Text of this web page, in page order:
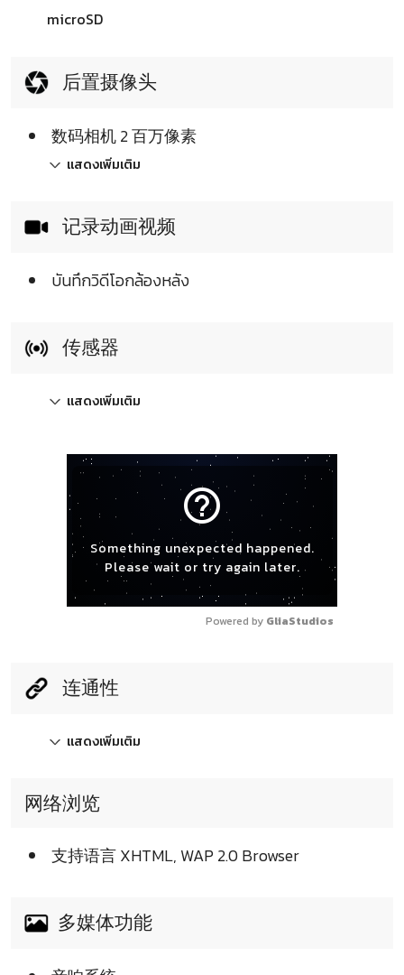
microSD
后置摄像头
数码相机 2 百万像素
แสดงเพิ่มเติม
记录动画视频
บันทึกวิดีโอกล้องหลัง
传感器
แสดงเพิ่มเติม
help_outline
Something unexpected happened.
Please wait or try again later.
Powered by GliaStudios
连通性
แสดงเพิ่มเติม
网络浏览
支持语言 XHTML, WAP 2.0 Browser
多媒体功能